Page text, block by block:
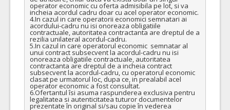
operator economic cu oferta admisibila pe lot, si va
incheia acordul cadru doar cu acel operator economic.
4.In cazul in care operatorii economici semnatari ai
acordului-cadru nu isi onoreaza obligatiile
contractuale, autoritatea contractanta are dreptul de a
rezilia unilateral acordul-cadru.
5.In cazul in care operatorul economic  semnatar al
unui contract subsecvent la acordul-cadru nu isi
onoreaza obligatiile contractuale, autoritatea
contractanta are dreptul de a incheia contract
subsecvent la acordul-cadru, cu operatorul economic
clasat pe urmatorul loc, dupa ce, in prealabil acel
operator economic a fost consultat.
6.Ofertantul îsi asuma raspunderea exclusiva pentru
legalitatea si autenticitatea tuturor documentelor
prezentate în original si/sau copie în vederea